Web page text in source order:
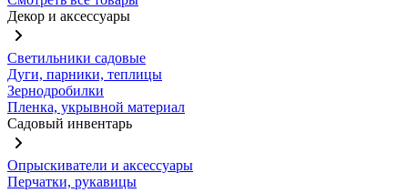
Декор и аксессуары
Светильники садовые
Дуги, парники, теплицы
Зернодробилки
Пленка, укрывной материал
Садовый инвентарь
Опрыскиватели и аксессуары
Перчатки, рукавицы